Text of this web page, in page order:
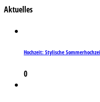
Aktuelles
Hochzeit: Stylische
0